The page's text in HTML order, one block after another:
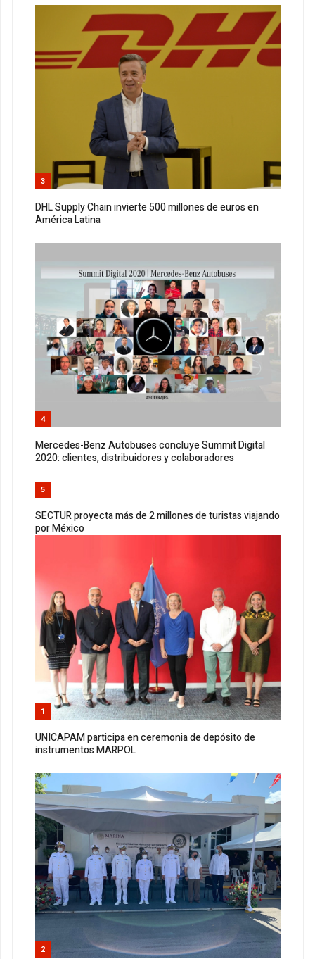
3
DHL Supply Chain invierte 500 millones de euros en
América Latina
4
Mercedes-Benz Autobuses concluye Summit Digital
2020: clientes, distribuidores y colaboradores
5
SECTUR proyecta más de 2 millones de turistas viajando
por México
1
UNICAPAM participa en ceremonia de depósito de
instrumentos MARPOL
2